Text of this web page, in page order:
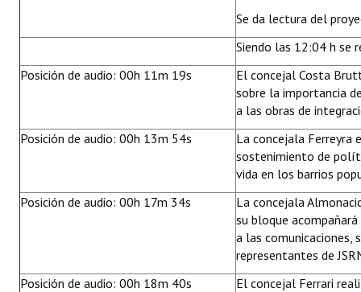
Se da lectura del
Siendo las 12:04 h se
Posición de audio: 00h 11m 19s
El concejal Costa
sobre la importancia
a las obras de
Posición de audio: 00h 13m 54s
La concejala Ferreyra
sostenimiento de
vida en los barrios
Posición de audio: 00h 17m 34s
La concejala
su bloque
a las comunicaciones,
representantes de
Posición de audio: 00h 18m 40s
El concejal Ferrari